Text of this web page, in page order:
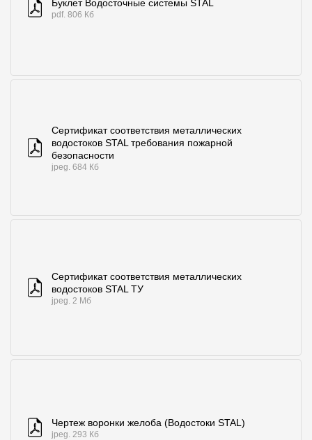
Буклет Водосточные системы STAL
pdf. 806 Кб
Сертификат соответствия металлических
водостоков STAL требования пожарной
безопасности
jpeg. 684 Кб
Сертификат соответствия металлических
водостоков STAL ТУ
jpeg. 2 Мб
Чертеж воронки желоба (Водостоки STAL)
jpeg. 293 Кб